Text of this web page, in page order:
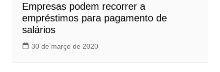
Empresas podem recorrer a
empréstimos para pagamento de
salários
30 de março de 2020